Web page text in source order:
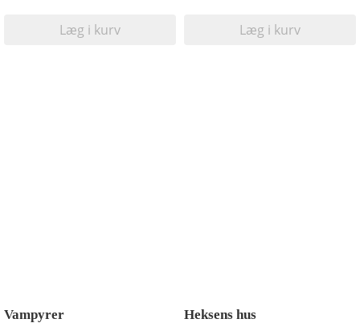
Læg i kurv Læg i kurv
Vampyrer Heksens hus